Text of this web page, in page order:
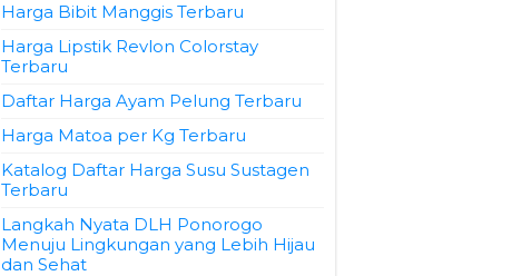
Harga Bibit Manggis Terbaru
Harga Lipstik Revlon Colorstay
Terbaru
Daftar Harga Ayam Pelung Terbaru
Harga Matoa per Kg Terbaru
Katalog Daftar Harga Susu Sustagen
Terbaru
Langkah Nyata DLH Ponorogo
Menuju Lingkungan yang Lebih Hijau
dan Sehat